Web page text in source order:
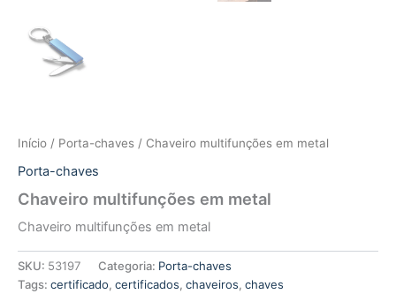
Início / Porta-chaves / Chaveiro multifunções em metal
Porta-chaves
Chaveiro multifunções em metal
Chaveiro multifunções em metal
SKU: 53197 Categoria: Porta-chaves
Tags: certificado, certificados, chaveiros, chaves